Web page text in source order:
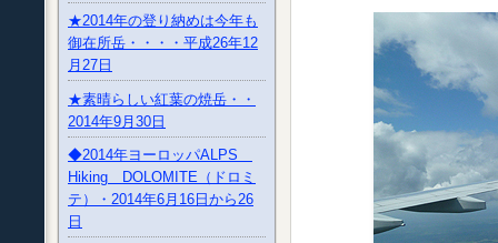
★2014年の登り納めは今年も
御在所岳・・・・平成26年12
月27日
★素晴らしい紅葉の焼岳・・
2014年9月30日
◆2014年ヨーロッパALPS
Hiking DOLOMITE（ドロミ
テ）・2014年6月16日から26
日